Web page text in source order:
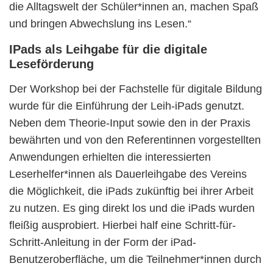
die Alltagswelt der Schüler*innen an, machen Spaß
und bringen Abwechslung ins Lesen.“
IPads als Leihgabe für die digitale
Leseförderung
Der Workshop bei der Fachstelle für digitale Bildung
wurde für die Einführung der Leih-iPads genutzt.
Neben dem Theorie-Input sowie den in der Praxis
bewährten und von den Referentinnen vorgestellten
Anwendungen erhielten die interessierten
Leserhelfer*innen als Dauerleihgabe des Vereins
die Möglichkeit, die iPads zukünftig bei ihrer Arbeit
zu nutzen. Es ging direkt los und die iPads wurden
fleißig ausprobiert. Hierbei half eine Schritt-für-
Schritt-Anleitung in der Form der iPad-
Benutzeroberfläche, um die Teilnehmer*innen durch